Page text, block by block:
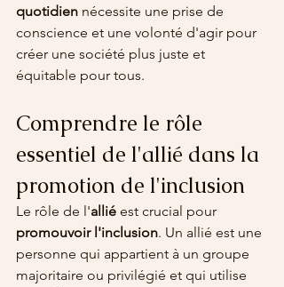
quotidien nécessite une prise de
conscience et une volonté d'agir pour
créer une société plus juste et
équitable pour tous.
Comprendre le rôle
essentiel de l'allié dans la
promotion de l'inclusion
Le rôle de l'allié est crucial pour
promouvoir l'inclusion. Un allié est une
personne qui appartient à un groupe
majoritaire ou privilégié et qui utilise